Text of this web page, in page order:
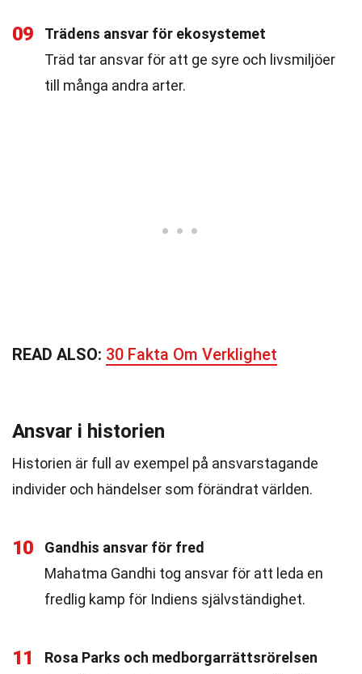
09
Trädens ansvar för ekosystemet
Träd tar ansvar för att ge syre och livsmiljöer
till många andra arter.
READ ALSO: 30 Fakta Om Verklighet
Ansvar i historien
Historien är full av exempel på ansvarstagande
individer och händelser som förändrat världen.
10
Gandhis ansvar för fred
Mahatma Gandhi tog ansvar för att leda en
fredlig kamp för Indiens självständighet.
11
Rosa Parks och medborgarrättsrörelsen